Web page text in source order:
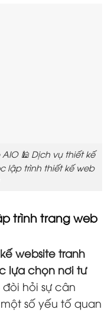
🕌 Dịch vụ thiết kế
lập trình thiết kế web
trình trang web
website tranh
lựa chọn nơi tư
hỏi sự cân
số yếu tố quan